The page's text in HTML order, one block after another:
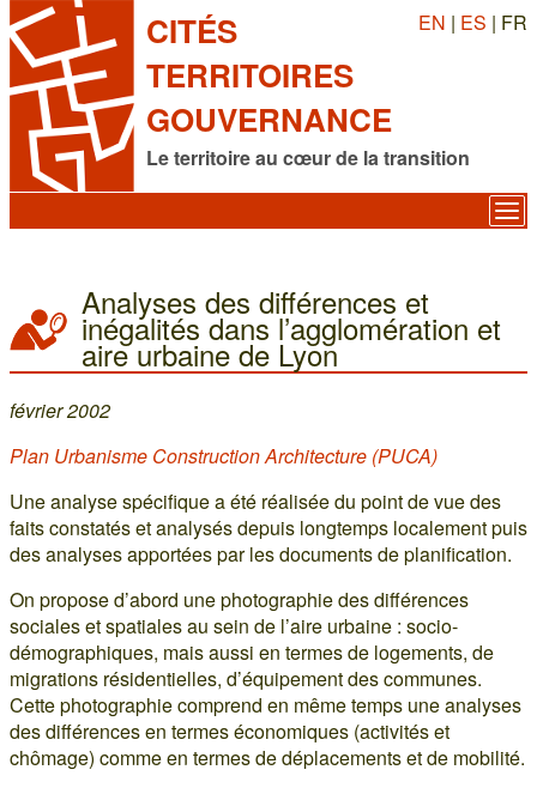
CITÉS
TERRITOIRES
GOUVERNANCE
Le territoire au cœur de la transition
EN | ES | FR
Analyses des différences et
inégalités dans l’agglomération et
aire urbaine de Lyon
février 2002
Plan Urbanisme Construction Architecture (PUCA)
Une analyse spécifique a été réalisée du point de vue des
faits constatés et analysés depuis longtemps localement puis
des analyses apportées par les documents de planification.
On propose d’abord une photographie des différences
sociales et spatiales au sein de l’aire urbaine : socio-
démographiques, mais aussi en termes de logements, de
migrations résidentielles, d’équipement des communes.
Cette photographie comprend en même temps une analyses
des différences en termes économiques (activités et
chômage) comme en termes de déplacements et de mobilité.